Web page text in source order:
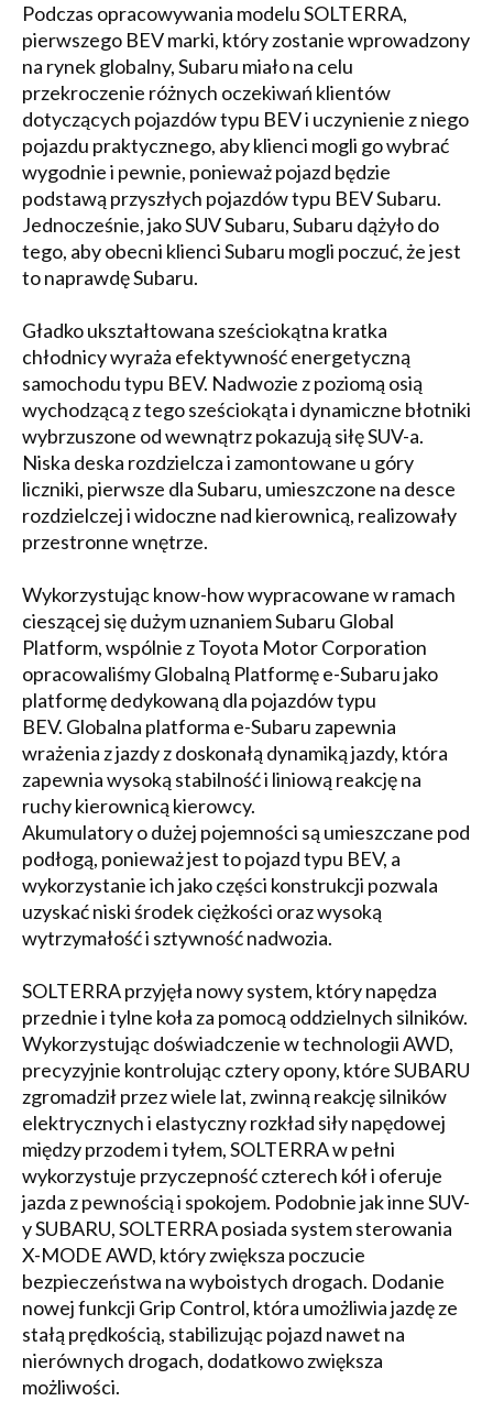
Podczas opracowywania modelu SOLTERRA,
pierwszego BEV marki, który zostanie wprowadzony
na rynek globalny, Subaru miało na celu
przekroczenie różnych oczekiwań klientów
dotyczących pojazdów typu BEV i uczynienie z niego
pojazdu praktycznego, aby klienci mogli go wybrać
wygodnie i pewnie, ponieważ pojazd będzie
podstawą przyszłych pojazdów typu BEV Subaru.
Jednocześnie, jako SUV Subaru, Subaru dążyło do
tego, aby obecni klienci Subaru mogli poczuć, że jest
to naprawdę Subaru.
Gładko ukształtowana sześciokątna kratka
chłodnicy wyraża efektywność energetyczną
samochodu typu BEV. Nadwozie z poziomą osią
wychodzącą z tego sześciokąta i dynamiczne błotniki
wybrzuszone od wewnątrz pokazują siłę SUV-a.
Niska deska rozdzielcza i zamontowane u góry
liczniki, pierwsze dla Subaru, umieszczone na desce
rozdzielczej i widoczne nad kierownicą, realizowały
przestronne wnętrze.
Wykorzystując know-how wypracowane w ramach
cieszącej się dużym uznaniem Subaru Global
Platform, wspólnie z Toyota Motor Corporation
opracowaliśmy Globalną Platformę e-Subaru jako
platformę dedykowaną dla pojazdów typu
BEV. Globalna platforma e-Subaru zapewnia
wrażenia z jazdy z doskonałą dynamiką jazdy, która
zapewnia wysoką stabilność i liniową reakcję na
ruchy kierownicą kierowcy.
Akumulatory o dużej pojemności są umieszczane pod
podłogą, ponieważ jest to pojazd typu BEV, a
wykorzystanie ich jako części konstrukcji pozwala
uzyskać niski środek ciężkości oraz wysoką
wytrzymałość i sztywność nadwozia.
SOLTERRA przyjęła nowy system, który napędza
przednie i tylne koła za pomocą oddzielnych silników.
Wykorzystując doświadczenie w technologii AWD,
precyzyjnie kontrolując cztery opony, które SUBARU
zgromadził przez wiele lat, zwinną reakcję silników
elektrycznych i elastyczny rozkład siły napędowej
między przodem i tyłem, SOLTERRA w pełni
wykorzystuje przyczepność czterech kół i oferuje
jazda z pewnością i spokojem. Podobnie jak inne SUV-
y SUBARU, SOLTERRA posiada system sterowania
X-MODE AWD, który zwiększa poczucie
bezpieczeństwa na wyboistych drogach. Dodanie
nowej funkcji Grip Control, która umożliwia jazdę ze
stałą prędkością, stabilizując pojazd nawet na
nierównych drogach, dodatkowo zwiększa
możliwości.